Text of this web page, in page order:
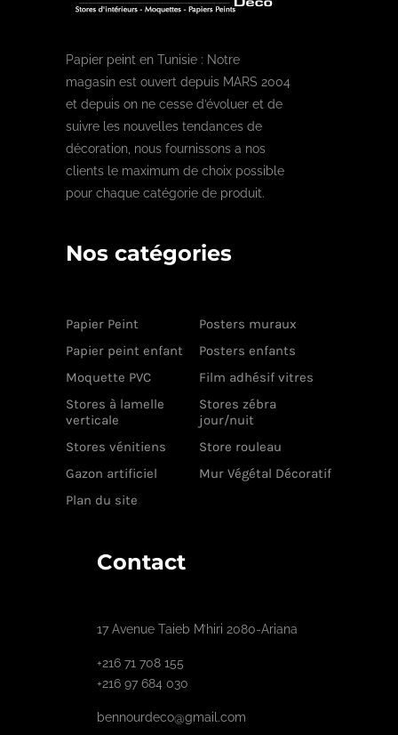
Papier peint en Tunisie : Notre
magasin est ouvert depuis MARS 2004
et depuis on ne cesse d’évoluer et de
suivre les nouvelles tendances de
décoration, nous fournissons a nos
clients le maximum de choix possible
pour chaque catégorie de produit.
Nos catégories
Papier Peint
Posters muraux
Papier peint enfant
Posters enfants
Moquette PVC
Film adhésif vitres
Stores à lamelle
verticale
Stores zébra
jour/nuit
Stores vénitiens
Store rouleau
Gazon artificiel
Mur Végétal Décoratif
Plan du site
Contact
17 Avenue Taieb M’hiri 2080-Ariana
+216 71 708 155
+216 97 684 030
bennourdeco@gmail.com